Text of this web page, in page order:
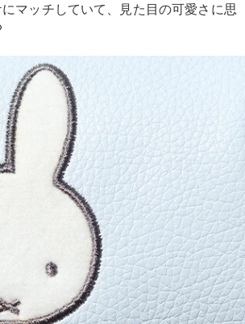
マッチしていて、見た目の可愛さに思